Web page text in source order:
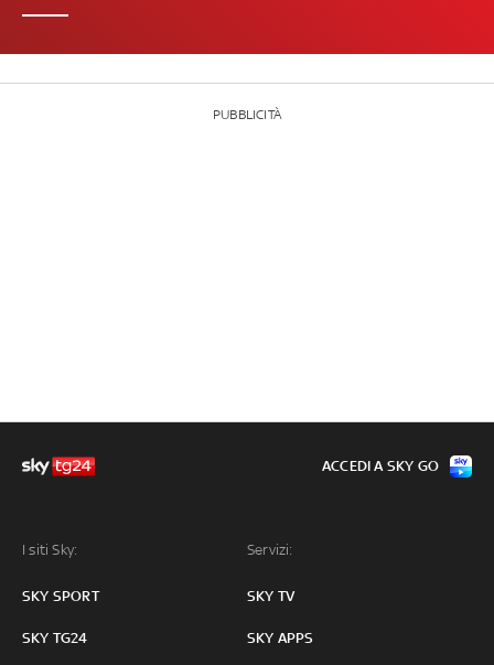
PUBBLICITÀ
I siti Sky:
SKY SPORT
SKY TG24
Servizi:
SKY TV
SKY APPS
ACCEDI A SKY GO